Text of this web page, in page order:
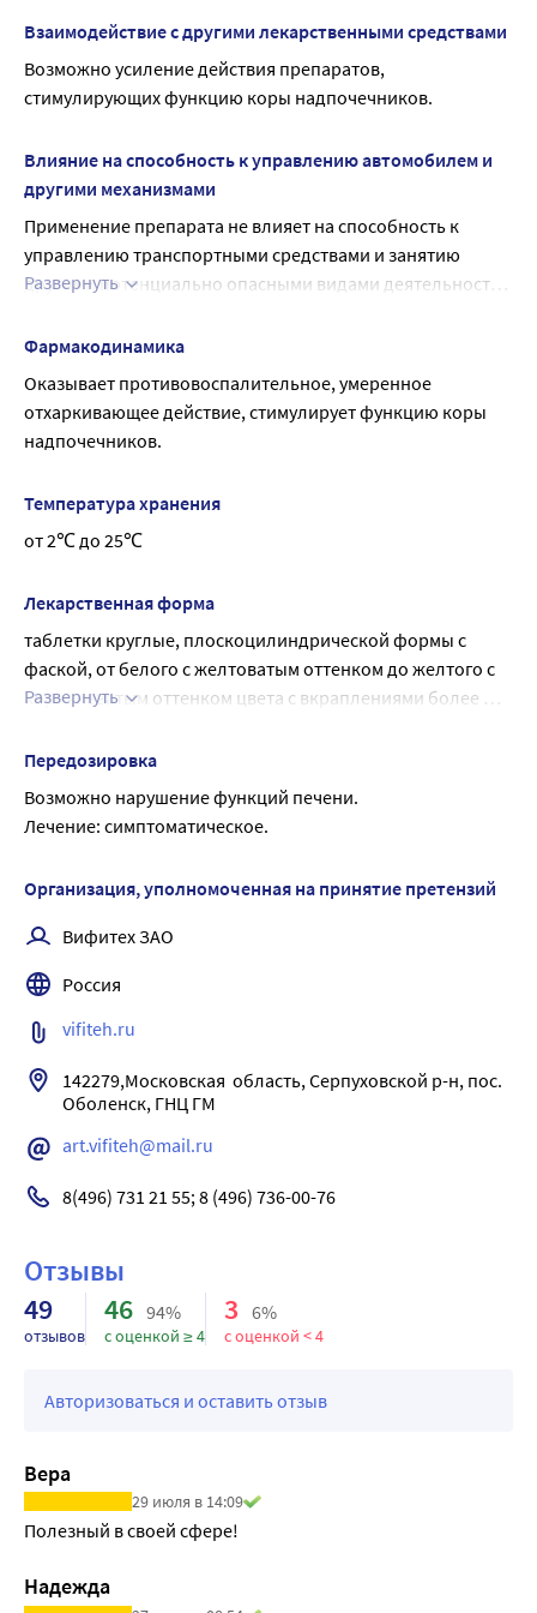
Взаимодействие с другими лекарственными средствами
Возможно усиление действия препаратов,
стимулирующих функцию коры надпочечников.
Влияние на способность к управлению автомобилем и
другими механизмами
Применение препарата не влияет на способность к
управлению транспортными средствами и занятию
другими потенциально опасными видами деятельности,
быстроты психомоторных реакций.
Развернуть
Фармакодинамика
Оказывает противовоспалительное, умеренное
отхаркивающее действие, стимулирует функцию коры
надпочечников.
Температура хранения
от 2℃ до 25℃
Лекарственная форма
таблетки круглые, плоскоцилиндрической формы с
фаской, от белого с желтоватым оттенком до желтого с
коричневатым оттенком цвета с вкраплениями более
Развернуть
Передозировка
Возможно нарушение функций печени.
Лечение: симптоматическое.
Организация, уполномоченная на принятие претензий
Вифитех ЗАО
Россия
vifiteh.ru
142279,Московская  область, Серпуховской р-н, пос.
art.vifiteh@mail.ru
8(496) 731 21 55; 8 (496) 736-00-76
Отзывы
49
отзывов
46 94%
с оценкой ≥ 4
3 6%
с оценкой < 4
Авторизоваться и оставить отзыв
Вера
29 июля в 14:09
Полезный в своей сфере!
Надежда